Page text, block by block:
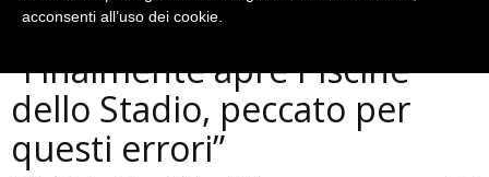
Terni, Melasecche:
”Finalmente apre Piscine
dello Stadio, peccato per
questi errori”
acconsenti all’uso dei cookie.